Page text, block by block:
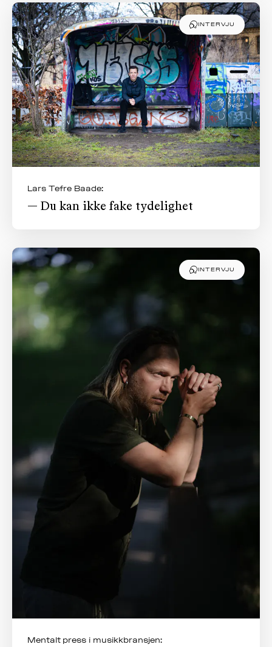
INTERVJU
Lars Tefre Baade:
— Du kan ikke fake tydelighet
INTERVJU
Mentalt press i musikkbransjen: